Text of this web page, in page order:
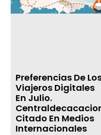
Preferencias De
Viajeros Digitales
En Julio.
Citado En Medios
Internacionales